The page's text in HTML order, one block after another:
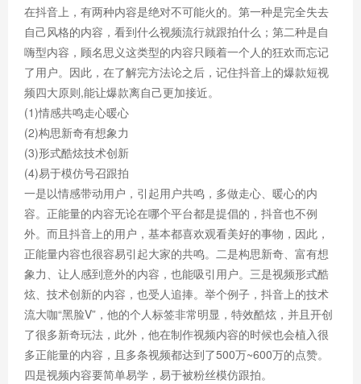
在抖音上，有两种内容是绝对不可能火的。第一种是完全失去
自己风格的内容，看到什么视频流行就跟拍什么；第二种是自
嗨型内容，顾名思义这类型的内容只顾着一个人的狂欢而忘记
了用户。因此，在了解完方法论之后，记住抖音上的爆款短视
频四大原则,能让爆款离自己更加接近。
(1)情感共鸣走心暖心
(2)构思新奇有想象力
(3)形式酷炫技术创新
(4)易于模仿号召跟拍
一是以情感带动用户，引起用户共鸣，多做走心、暖心的内
容。正能量的内容无论在哪个平台都是提倡的，抖音也不例
外。而且抖音上的用户，基本都喜欢观看美好的事物，因此，
正能量内容也很容易引起大家的共鸣。二是构思新奇、富有想
象力、让人感到意外的内容，也能吸引用户。三是视频形式酷
炫、技术创新的内容，也受人追捧。举个例子，抖音上的技术
流大咖“黑脸V”，他的个人标签非常明显，特效酷炫，并且开创
了很多新奇玩法，此外，他在制作视频内容的时候也会植入很
多正能量的内容，且多条视频都达到了500万~600万的点赞。
四是视频内容要简单易学，易于被粉丝模仿跟拍。